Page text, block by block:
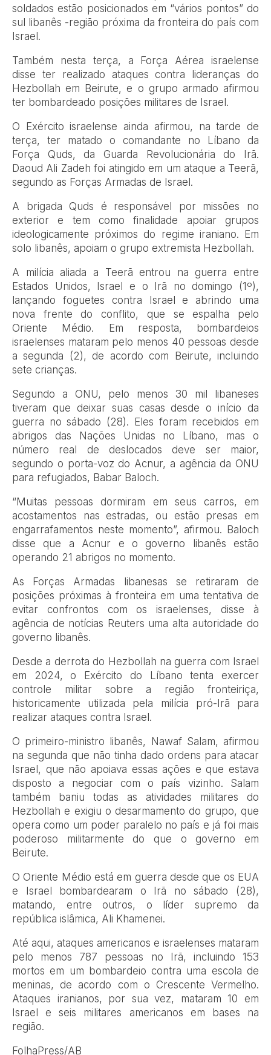
soldados estão posicionados em “vários pontos” do
sul libanês -região próxima da fronteira do país com
Israel.
Também nesta terça, a Força Aérea israelense
disse ter realizado ataques contra lideranças do
Hezbollah em Beirute, e o grupo armado afirmou
ter bombardeado posições militares de Israel.
O Exército israelense ainda afirmou, na tarde de
terça, ter matado o comandante no Líbano da
Força Quds, da Guarda Revolucionária do Irã.
Daoud Ali Zadeh foi atingido em um ataque a Teerã,
segundo as Forças Armadas de Israel.
A brigada Quds é responsável por missões no
exterior e tem como finalidade apoiar grupos
ideologicamente próximos do regime iraniano. Em
solo libanês, apoiam o grupo extremista Hezbollah.
A milícia aliada a Teerã entrou na guerra entre
Estados Unidos, Israel e o Irã no domingo (1º),
lançando foguetes contra Israel e abrindo uma
nova frente do conflito, que se espalha pelo
Oriente Médio. Em resposta, bombardeios
israelenses mataram pelo menos 40 pessoas desde
a segunda (2), de acordo com Beirute, incluindo
sete crianças.
Segundo a ONU, pelo menos 30 mil libaneses
tiveram que deixar suas casas desde o início da
guerra no sábado (28). Eles foram recebidos em
abrigos das Nações Unidas no Líbano, mas o
número real de deslocados deve ser maior,
segundo o porta-voz do Acnur, a agência da ONU
para refugiados, Babar Baloch.
“Muitas pessoas dormiram em seus carros, em
acostamentos nas estradas, ou estão presas em
engarrafamentos neste momento”, afirmou. Baloch
disse que a Acnur e o governo libanês estão
operando 21 abrigos no momento.
As Forças Armadas libanesas se retiraram de
posições próximas à fronteira em uma tentativa de
evitar confrontos com os israelenses, disse à
agência de notícias Reuters uma alta autoridade do
governo libanês.
Desde a derrota do Hezbollah na guerra com Israel
em 2024, o Exército do Líbano tenta exercer
controle militar sobre a região fronteiriça,
historicamente utilizada pela milícia pró-Irã para
realizar ataques contra Israel.
O primeiro-ministro libanês, Nawaf Salam, afirmou
na segunda que não tinha dado ordens para atacar
Israel, que não apoiava essas ações e que estava
disposto a negociar com o país vizinho. Salam
também baniu todas as atividades militares do
Hezbollah e exigiu o desarmamento do grupo, que
opera como um poder paralelo no país e já foi mais
poderoso militarmente do que o governo em
Beirute.
O Oriente Médio está em guerra desde que os EUA
e Israel bombardearam o Irã no sábado (28),
matando, entre outros, o líder supremo da
república islâmica, Ali Khamenei.
Até aqui, ataques americanos e israelenses mataram
pelo menos 787 pessoas no Irã, incluindo 153
mortos em um bombardeio contra uma escola de
meninas, de acordo com o Crescente Vermelho.
Ataques iranianos, por sua vez, mataram 10 em
Israel e seis militares americanos em bases na
região.
FolhaPress/AB